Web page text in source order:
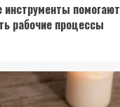
помогают
рабочие процессы